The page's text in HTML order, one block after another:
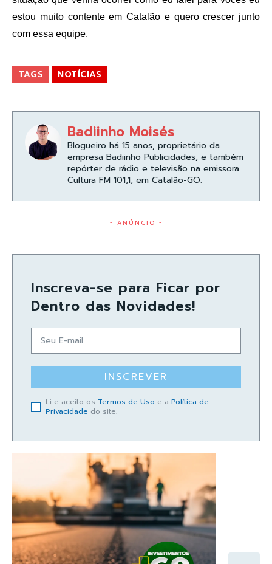
estou muito contente em Catalão e quero crescer junto
com essa equipe.
TAGS NOTÍCIAS
Badiinho Moisés
Blogueiro há 15 anos, proprietário da
empresa Badiinho Publicidades, e também
repórter de rádio e televisão na emissora
Cultura FM 101,1, em Catalão-GO.
- ANÚNCIO -
Inscreva-se para Ficar por
Dentro das Novidades!
INSCREVER
Li e aceito os Termos de Uso e a Política de
Privacidade do site.